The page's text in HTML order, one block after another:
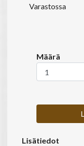
Varastossa
Määrä
Lisätiedot